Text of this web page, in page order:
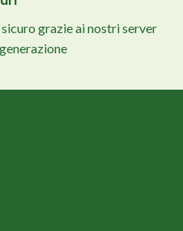
grazie ai nostri server